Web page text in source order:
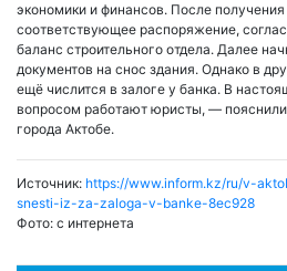
экономики и финансов. После
соответствующее распоряжение,
баланс строительного отдела. Далее
документов на снос здания. Однако в
ещё числится в залоге у банка. В
вопросом работают юристы, —
города Актобе.
Источник: https://www.inform.kz/ru/v-
snesti-iz-za-zaloga-v-banke-8ec928
Фото: с интернета